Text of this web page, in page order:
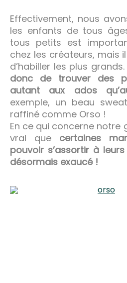
Effectivement, nous
les enfants de tous
tous petits est
chez les créateurs, mais
d’habiller les plus grands.
donc de trouver des
autant aux ados
exemple, un beau
raffiné comme Orso !
En ce qui concerne notre
vrai que certaines
pouvoir s’assortir à
désormais exaucé !